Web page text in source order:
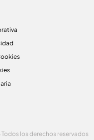
los derechos reservados